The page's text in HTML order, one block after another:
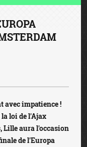
avec impatience !
loi de l'Ajax
Lille aura l'occasion
de l'Europa